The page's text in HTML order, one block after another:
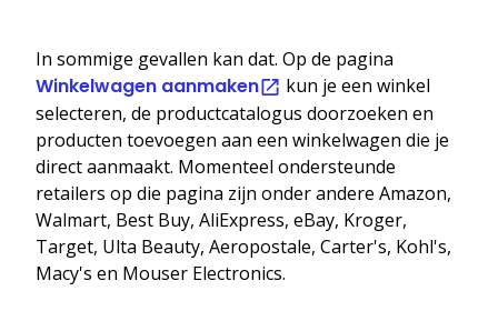
In sommige gevallen kan dat. Op de pagina
Winkelwagen aanmaken
kun je een winkel
selecteren, de productcatalogus doorzoeken en
producten toevoegen aan een winkelwagen die je
direct aanmaakt. Momenteel ondersteunde
retailers op die pagina zijn onder andere Amazon,
Walmart, Best Buy, AliExpress, eBay, Kroger,
Target, Ulta Beauty, Aeropostale, Carter's, Kohl's,
Macy's en Mouser Electronics.